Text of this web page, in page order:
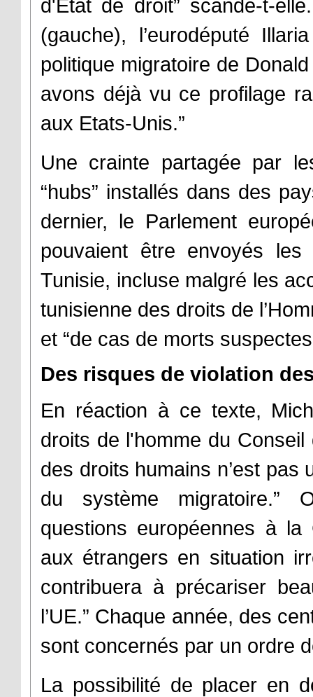
d'État de droit” scande-t-
(gauche), l’eurodéputé
politique migratoire de
avons déjà vu ce profilage
aux Etats-Unis.”
Une crainte partagée par
“hubs” installés dans des
dernier, le Parlement
pouvaient être envoyés
Tunisie, incluse malgré les
tunisienne des droits de
et “de cas de morts
Des risques de violation
En réaction à ce texte,
droits de l'homme du
des droits humains n’est pas
du système migratoire.”
questions européennes à la
aux étrangers en situation
contribuera à précariser
l’UE.” Chaque année, des
sont concernés par un ordre
La possibilité de placer en